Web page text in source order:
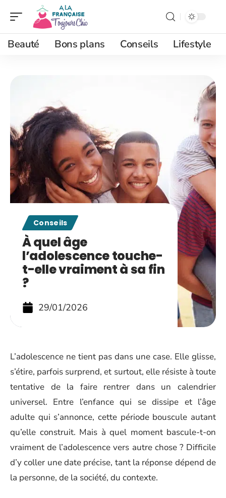
Beauté Bons plans Conseils Lifestyle
Conseils
À quel âge
l’adolescence touche-
t-elle vraiment à sa fin
?
29/01/2026
L’adolescence ne tient pas dans une case. Elle glisse,
s’étire, parfois surprend, et surtout, elle résiste à toute
tentative de la faire rentrer dans un calendrier
universel. Entre l’enfance qui se dissipe et l’âge
adulte qui s’annonce, cette période bouscule autant
qu’elle construit. Mais à quel moment bascule-t-on
vraiment de l’adolescence vers autre chose ? Difficile
d’y coller une date précise, tant la réponse dépend de
la personne, de la société, du contexte.